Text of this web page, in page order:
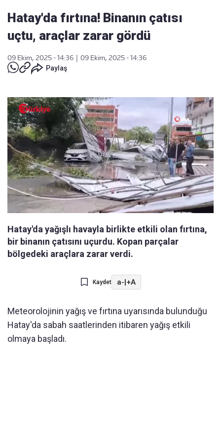
Hatay'da fırtına! Binanın çatısı
uçtu, araçlar zarar gördü
09 Ekim, 2025 - 14:36
09 Ekim, 2025 - 14:36
Paylaş
Hatay'da yağışlı havayla birlikte etkili olan fırtına,
bir binanın çatısını uçurdu. Kopan parçalar
bölgedeki araçlara zarar verdi.
Kaydet a-|+A
Meteorolojinin yağış ve fırtına uyarısında bulunduğu
Hatay'da sabah saatlerinden itibaren yağış etkili
olmaya başladı.